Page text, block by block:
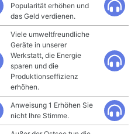
Popularität erhöhen und
das Geld verdienen.
Viele umweltfreundliche
Geräte in unserer
Werkstatt, die Energie
sparen und die
Produktionseffizienz
erhöhen.
Anweisung 1 Erhöhen Sie
nicht Ihre Stimme.